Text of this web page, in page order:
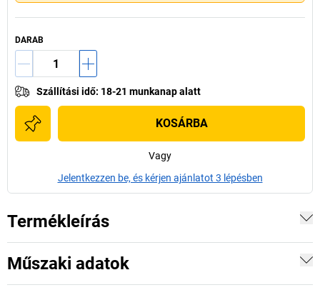
DARAB
Szállítási idő: 18-21 munkanap alatt
KOSÁRBA
Vagy
Jelentkezzen be, és kérjen ajánlatot 3 lépésben
Termékleírás
Műszaki adatok